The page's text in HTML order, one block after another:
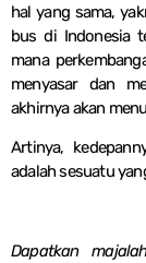
hal yang sama,
bus di Indonesia
mana
menyasar dan
akhirnya akan
Artinya,
adalah sesuatu
Dapatkan